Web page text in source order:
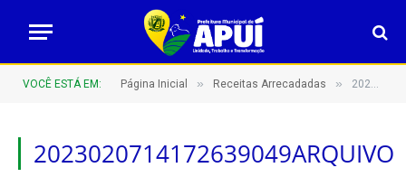
VOCÊ ESTÁ EM: Página Inicial » Receitas Arrecadadas » 2023020714172639049arquivo
2023020714172639049ARQUIVO